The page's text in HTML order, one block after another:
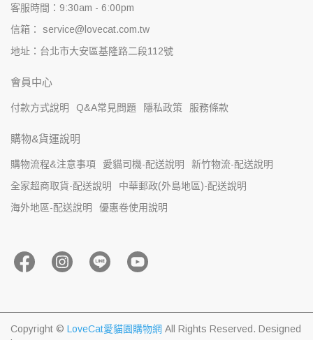
客服時間：9:30am - 6:00pm
信箱： service@lovecat.com.tw
地址：台北市大安區基隆路二段112號
會員中心
付款方式說明 Q&A常見問題 隱私政策 服務條款
購物&貨運說明
購物流程&注意事項 愛貓司機-配送說明
新竹物流-配送說明
全家超商取貨-配送說明
中華郵政(外島地區)-配送說明
海外地區-配送說明
優惠卷使用說明
Copyright © LoveCat愛貓園購物網 All Rights Reserved. Designed